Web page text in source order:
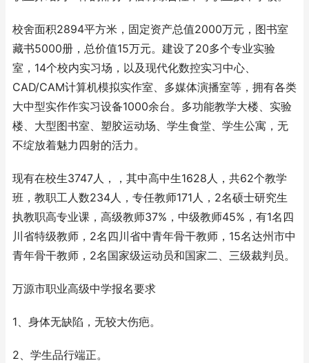
校舍面积2894平方米，固定资产总值2000万元，图书室
藏书5000册，总价值15万元。建设了20多个专业实验
室，14个校内实习场，以及现代化数控实习中心、
CAD/CAM计算机模拟实作室、多媒体演播室等，拥有各类
大中型实作作实习设备1000余台。多功能教学大楼、实验
楼、大型图书室、塑胶运动场、学生食堂、学生公寓，无
不绽放着魅力四射的活力。
现有在校生3747人，，其中高中生1628人，共62个教学
班，教职工人数234人，专任教师171人，2名硕士研究生
执教职高专业课，高级教师37%，中级教师45%，有1名四
川省特级教师，2名四川省中青年骨干教师，15名达州市中
青年骨干教师，2名国家级运动员和国家二、三级裁判员。
万源市职业高级中学报名要求
1、身体无缺陷，无较大伤疤。
2、学生品行端正。